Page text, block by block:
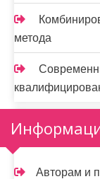
метода
Авторам и